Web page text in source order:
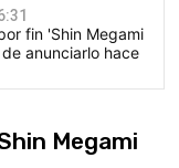
fin 'Shin Megami
anunciarlo hace
Megami